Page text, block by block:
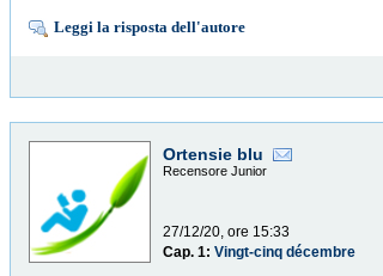
Leggi la risposta dell'autore
Ortensie blu
Recensore Junior
27/12/20, ore 15:33
Cap. 1:Vingt-cinq décembre